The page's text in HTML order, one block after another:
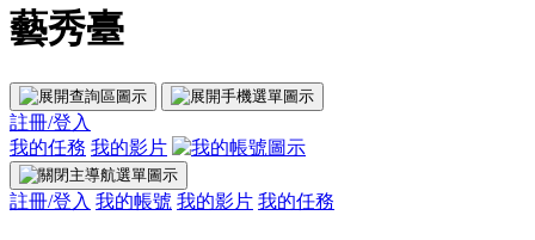
藝秀臺
註冊/登入
我的任務 我的影片
註冊/登入 我的帳號 我的影片 我的任務